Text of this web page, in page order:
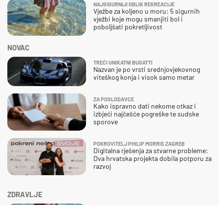
ZDRAVLJE
NOVAC
TREĆI UNIKATNI BUGATTI
Nazvan je po vrsti srednjovjekovnog
viteškog konja i visok samo metar
ZA POSLODAVCE
Kako ispravno dati nekome otkaz i
izbjeći najčešće pogreške te sudske
sporove
POKROVITELJ PHILIP MORRIS ZAGREB
Digitalna rješenja za stvarne probleme:
Dva hrvatska projekta dobila potporu za
razvoj
NAJSIGURNIJI OBLIK REKREACIJE
Vježbe za koljeno u moru: 5 sigurnih
vježbi koje mogu smanjiti bol i
poboljšati pokretljivost